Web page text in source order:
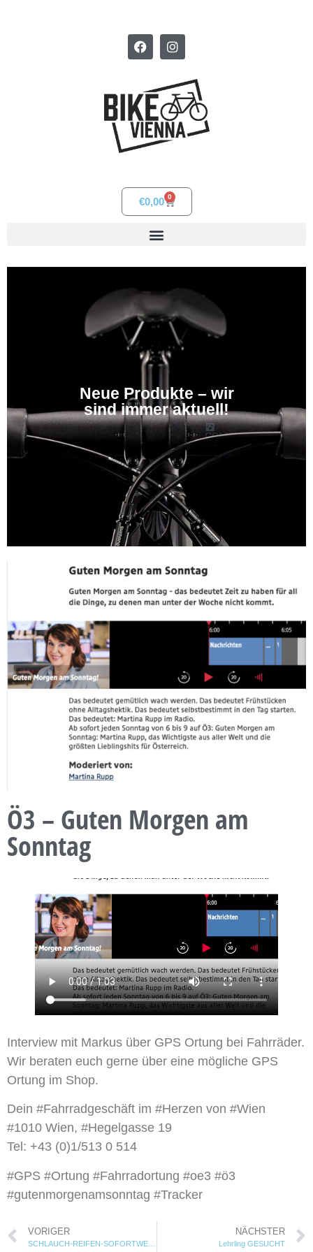
€0,00 0
Neue Produkte – wir
sind immer aktuell!
Ö3 – Guten Morgen am
Sonntag
Interview mit Markus über GPS Ortung bei Fahrräder.
Wir beraten euch gerne über eine mögliche GPS
Ortung im Shop.
Dein #Fahrradgeschäft im #Herzen von #Wien
#1010 Wien, #Hegelgasse 19
Tel: +43 (0)1/513 0 514
#GPS #Ortung #Fahrradortung #oe3 #ö3
#gutenmorgenamsonntag #Tracker
VORIGER NÄCHSTER
Lehrling GESUCHT